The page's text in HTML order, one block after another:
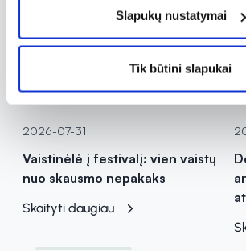
Slapukų nustatymai
Tik būtini slapukai
Sveikata
2026-07-31
Vaistinėlė į festivalį: vien vaistų
nuo skausmo nepakaks
Skaityti daugiau